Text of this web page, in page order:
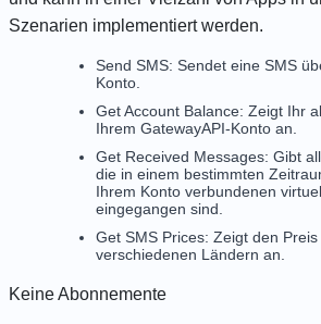
Szenarien implementiert werden.
Send SMS: Sendet eine SMS
Konto.
Get Account Balance: Zeigt Ihr
Ihrem GatewayAPI-Konto an.
Get Received Messages: Gibt
die in einem bestimmten
Ihrem Konto verbundenen
eingegangen sind.
Get SMS Prices: Zeigt den
verschiedenen Ländern an.
Keine Abonnemente